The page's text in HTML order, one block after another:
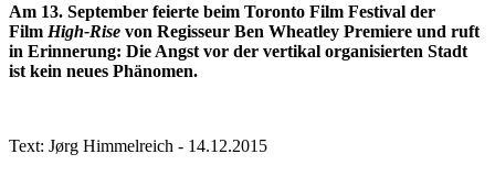
Am 13. September feierte beim Toronto Film Festival der
Film High-Rise von Regisseur Ben Wheatley Premiere und ruft
in Erinnerung: Die Angst vor der vertikal organisierten Stadt
ist kein neues Phänomen.
Text: Jørg Himmelreich - 14.12.2015